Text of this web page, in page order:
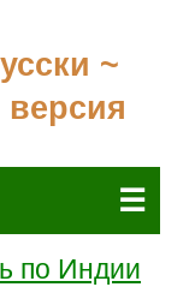
~
☰
по Индии